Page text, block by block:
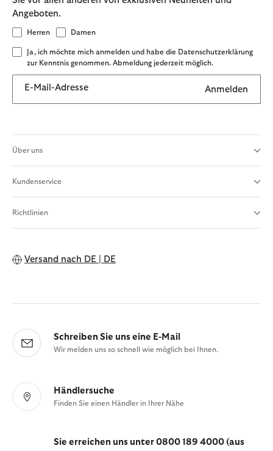
Angeboten.
Herren Damen
Ja, ich möchte mich anmelden und habe die Datenschutzerklärung
zur Kenntnis genommen. Abmeldung jederzeit möglich.
E-Mail-Adresse Anmelden
Über uns
Kundenservice
Richtlinien
Versand nach DE | DE
Schreiben Sie uns eine E-Mail
Wir melden uns so schnell wie möglich bei Ihnen.
Händlersuche
Finden Sie einen Händler in Ihrer Nähe
Sie erreichen uns unter 0800 189 4000 (aus